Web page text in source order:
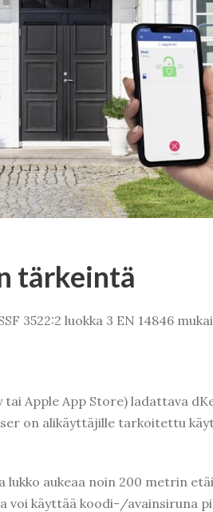
tärkeintä
3522:2 luokka 3 EN 14846
tai Apple App Store) ladattava
on alikäyttäjille tarkoitettu
lukko aukeaa noin 200 metrin
voi käyttää koodi-/avainsiruna